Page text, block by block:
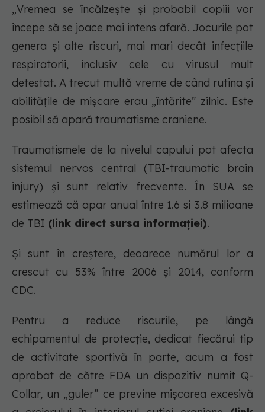
„Vremea se încălzește și probabil copiii vor
începe să se joace mai intens afară. Jocurile pot
genera și alte riscuri, mai mari decât infecțiile
respiratorii, inclusiv cele cu virusul mult
detestat. A trecut multă vreme de când rutina și
abilitățile de mișcare erau „întărite” zilnic. Este
posibil să apară traumatisme craniene.
Traumatismele de la nivelul capului pot afecta
sistemul nervos central (TBI-traumatic brain
injury) și sunt relativ frecvente. În SUA se
estimează că apar anual între 1.6 si 3.8 milioane
de TBI (link direct sursa informației).
Și sunt în creștere, deoarece numărul lor a
crescut cu 53% între 2006 și 2014, conform
CDC.
Pentru a reduce riscurile, pe lângă
echipamentul de protecție, dedicat fiecărui tip
de activitate sportivă în parte, acum a fost
aprobat de către FDA un dispozitiv numit Q-
Collar, un „guler” ce previne mișcarea excesivă